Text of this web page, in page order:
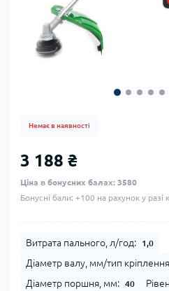
Немає в наявності
3 188 ₴
Ціна в бонусних балах: 3580
Бонусні бали: +100 на рахунок у разі
Витрата пального, л/год: 1,0
Діаметр валу, мм/тип
Діаметр поршня, мм: 40